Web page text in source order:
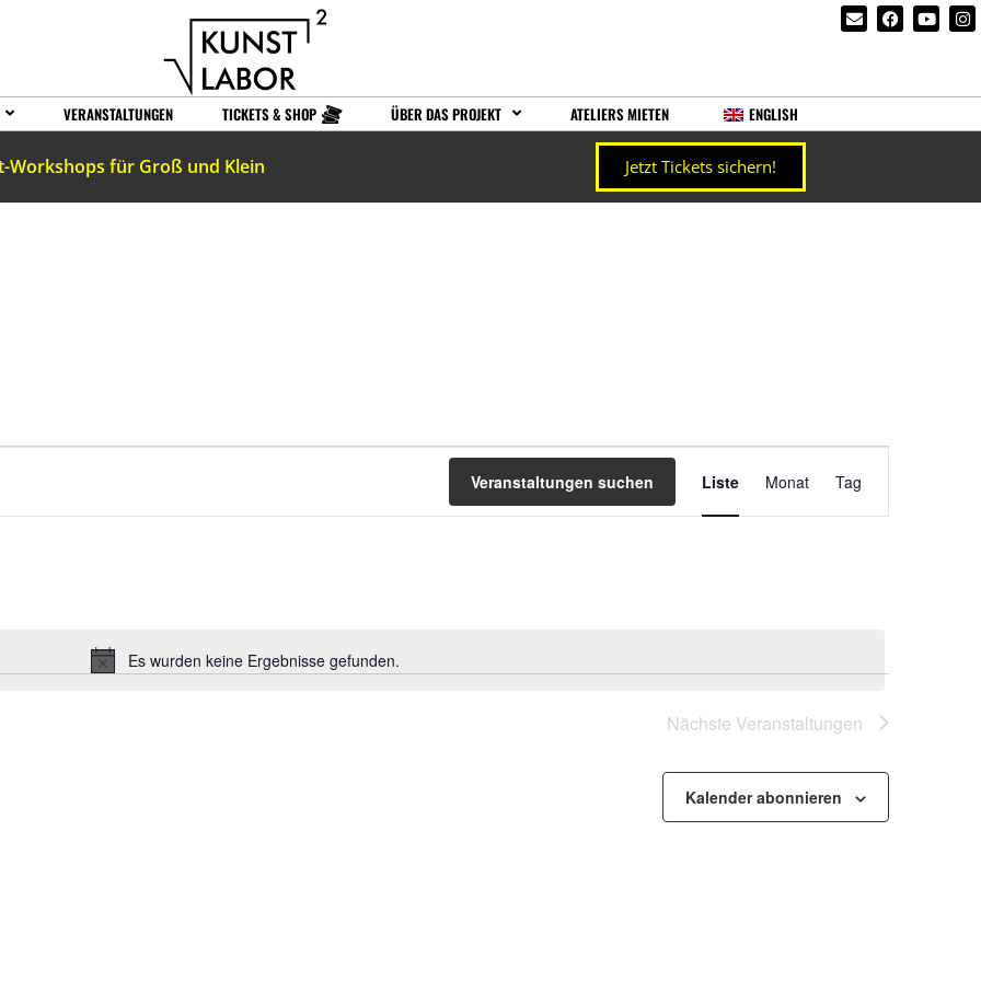
VERANSTALTUNGEN TICKETS & SHOP ÜBER DAS PROJEKT ATELIERS MIETEN ENGLISH
Workshops für Groß und Klein Jetzt Tickets sichern!
Hinweis
Es wurden keine Ergebnisse gefunden.
Veranstaltungen suchen
Veranstaltung
Ansichten-
Liste Monat Tag
Nächste Veranstaltungen
Kalender abonnieren